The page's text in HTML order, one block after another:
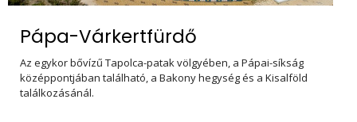
Pápa-Várkertfürdő
Az egykor bővízű Tapolca-patak völgyében, a Pápai-síkság
középpontjában található, a Bakony hegység és a Kisalföld
találkozásánál.